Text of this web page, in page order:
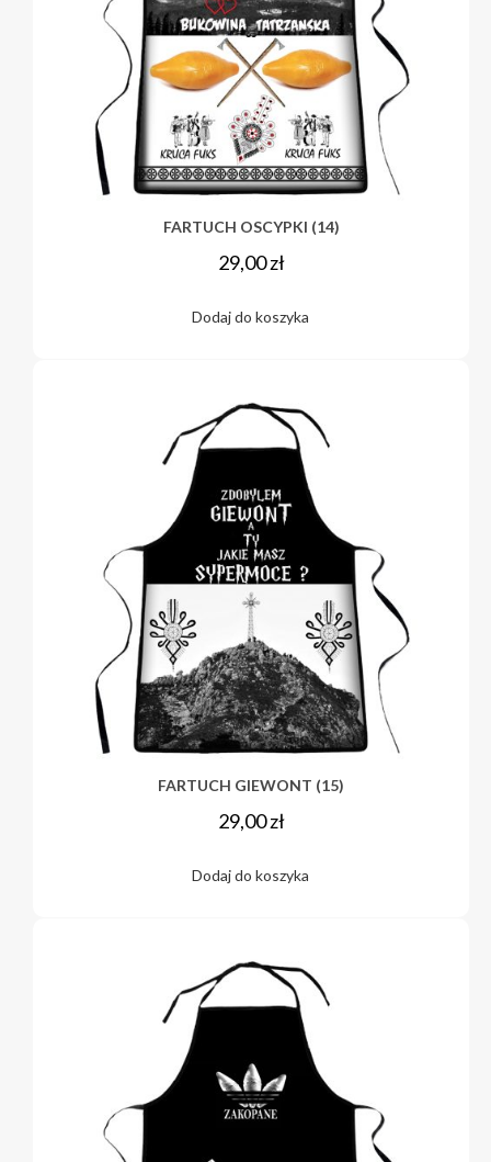
FARTUCH OSCYPKI (14)
29,00zł
Dodaj do koszyka
FARTUCH GIEWONT (15)
29,00zł
Dodaj do koszyka